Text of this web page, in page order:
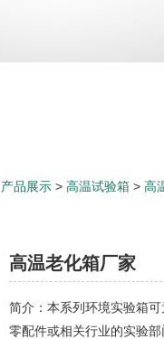
产品展示 > 高温试验箱 > 高
高温老化箱厂家
简介：本系列环境实验箱可
零配件或相关行业的实验